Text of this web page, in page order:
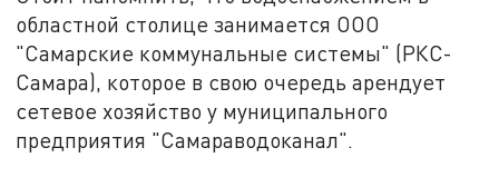
областной столице занимается ООО
"Самарские коммунальные системы" (РКС-
Самара), которое в свою очередь арендует
сетевое хозяйство у муниципального
предприятия "Самараводоканал".